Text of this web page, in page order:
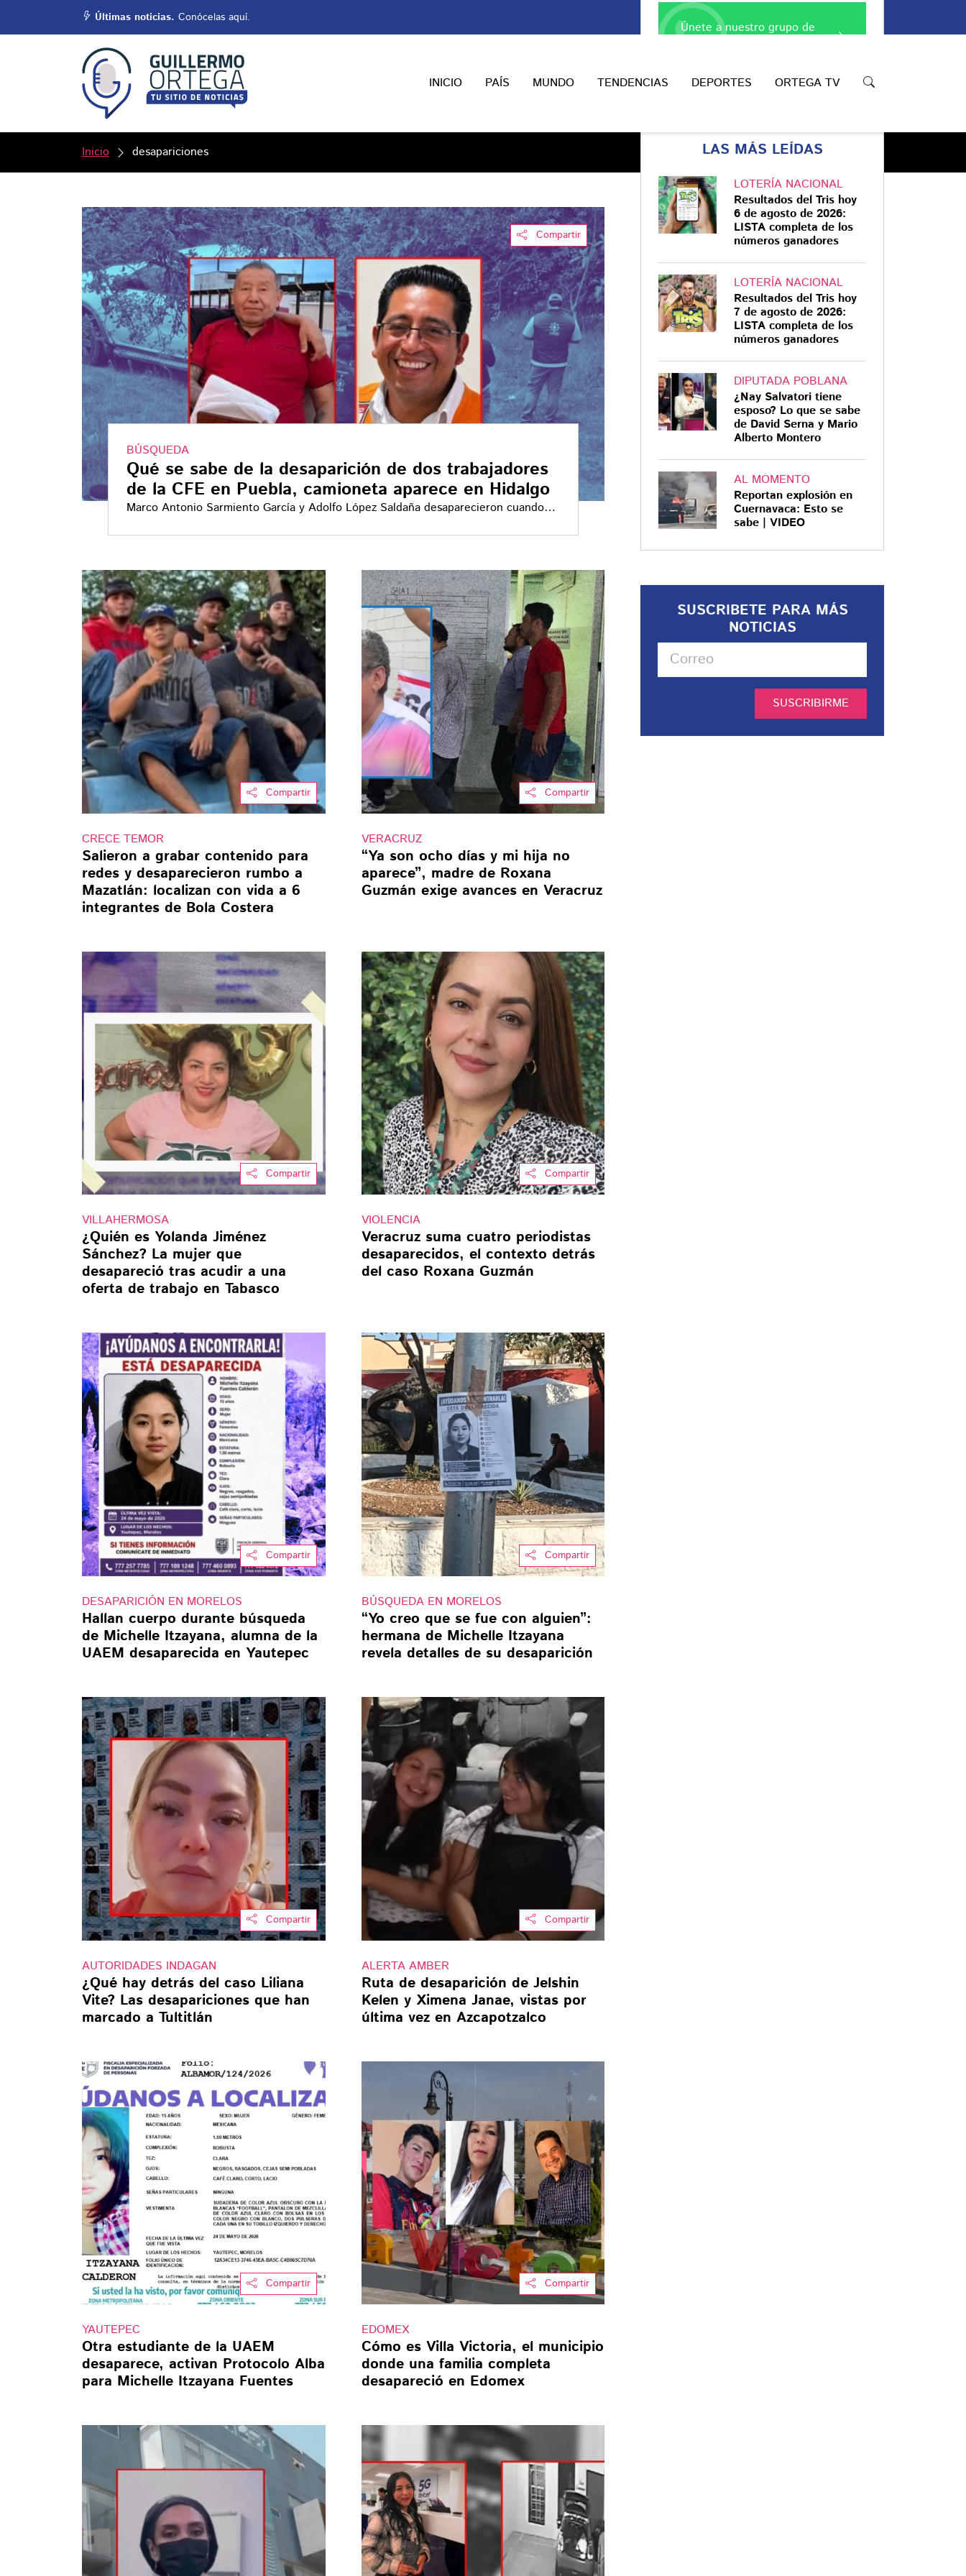
Últimas noticias. Conócelas aquí.
INICIO PAÍS MUNDO TENDENCIAS DEPORTES ORTEGA TV
Inicio desapariciones
Compartir
BÚSQUEDA
Qué se sabe de la desaparición de dos trabajadores
de la CFE en Puebla, camioneta aparece en Hidalgo
Marco Antonio Sarmiento García y Adolfo López Saldaña desaparecieron cuando
Compartir
HALLADA SIN VIDA
De la colonia Paseo
de las Flores al canal
Rodhe: cronología del
caso Jennifer
Calderón en Reynosa
Jennifer Calderón Ojeda, de 25
años, desapareció el 6 de junio en
Compartir
CRECE TEMOR
Salieron a grabar contenido para
redes y desaparecieron rumbo a
Mazatlán: localizan con vida a 6
integrantes de Bola Costera
Compartir
VERACRUZ
“Ya son ocho días y mi hija no
aparece”, madre de Roxana
Guzmán exige avances en Veracruz
Compartir
VILLAHERMOSA
¿Quién es Yolanda Jiménez
Sánchez? La mujer que
desapareció tras acudir a una
oferta de trabajo en Tabasco
Compartir
VIOLENCIA
Veracruz suma cuatro periodistas
desaparecidos, el contexto detrás
del caso Roxana Guzmán
Compartir
DESAPARICIÓN EN MORELOS
Hallan cuerpo durante búsqueda
de Michelle Itzayana, alumna de la
UAEM desaparecida en Yautepec
Compartir
BÚSQUEDA EN MORELOS
“Yo creo que se fue con alguien”:
hermana de Michelle Itzayana
revela detalles de su desaparición
Compartir
AUTORIDADES INDAGAN
¿Qué hay detrás del caso Liliana
Vite? Las desapariciones que han
marcado a Tultitlán
Compartir
ALERTA AMBER
Ruta de desaparición de Jelshin
Kelen y Ximena Janae, vistas por
última vez en Azcapotzalco
Compartir
YAUTEPEC
Otra estudiante de la UAEM
desaparece, activan Protocolo Alba
para Michelle Itzayana Fuentes
Compartir
EDOMEX
Cómo es Villa Victoria, el municipio
donde una familia completa
desapareció en Edomex
Únete a nuestro grupo de
LAS MÁS LEÍDAS
LOTERÍA NACIONAL
Resultados del Tris hoy
6 de agosto de 2026:
LISTA completa de los
números ganadores
LOTERÍA NACIONAL
Resultados del Tris hoy
7 de agosto de 2026:
LISTA completa de los
números ganadores
DIPUTADA POBLANA
¿Nay Salvatori tiene
esposo? Lo que se sabe
de David Serna y Mario
Alberto Montero
AL MOMENTO
Reportan explosión en
Cuernavaca: Esto se
sabe | VIDEO
SUSCRIBETE PARA MÁS
NOTICIAS
SUSCRIBIRME